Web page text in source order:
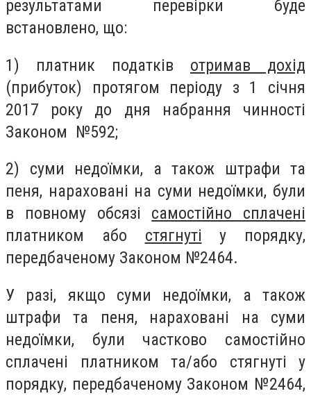
результатами перевірки буде
встановлено, що:
1) платник податків отримав дохід
(прибуток) протягом періоду з 1 січня
2017 року до дня набрання чинності
Законом №592;
2) суми недоїмки, а також штрафи та
пеня, нараховані на суми недоїмки, були
в повному обсязі самостійно сплачені
платником або стягнуті у порядку,
передбаченому Законом №2464.
У разі, якщо суми недоїмки, а також
штрафи та пеня, нараховані на суми
недоїмки, були частково самостійно
сплачені платником та/або стягнуті у
порядку, передбаченому Законом №2464,